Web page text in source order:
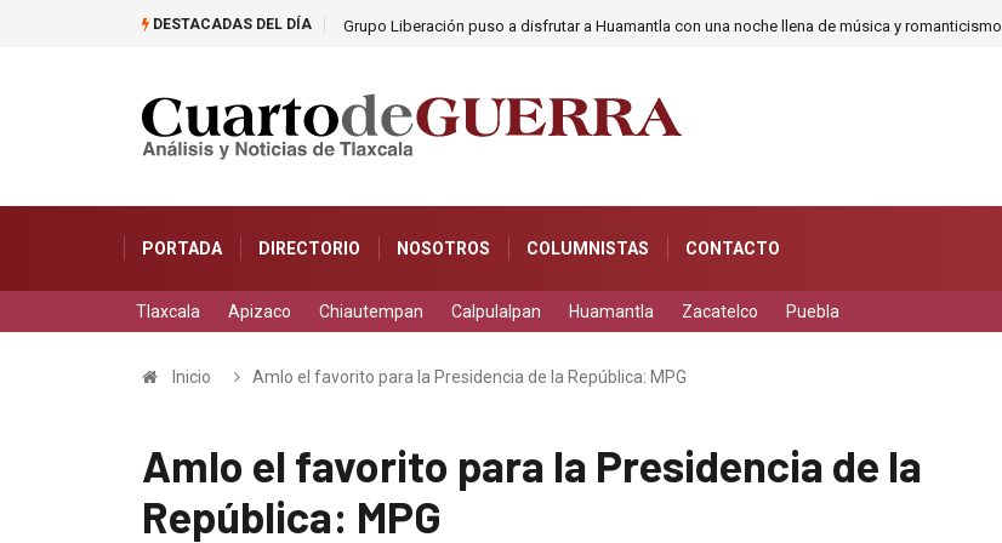
DESTACADAS DEL DÍA Grupo Liberación puso a disfrutar a Huamantla con una noche llena de música y romanticismo
PORTADA DIRECTORIO NOSOTROS COLUMNISTAS CONTACTO
Tlaxcala Apizaco Chiautempan Calpulalpan Huamantla Zacatelco Puebla
Inicio Amlo el favorito para la Presidencia de la República: MPG
Amlo el favorito para la Presidencia de la
República: MPG